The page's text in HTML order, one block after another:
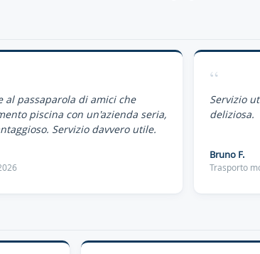
al passaparola di amici che
piscina con un'azienda seria,
Servizio davvero utile.
“
Servizio
deliziosa.
Bruno F.
Trasporto